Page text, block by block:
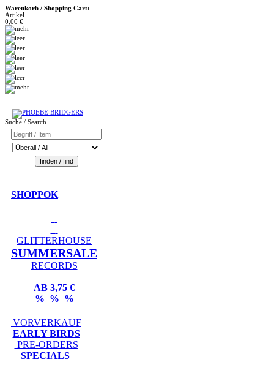
Warenkorb / Shopping Cart:
Artikel
0,00 €
Suche / Search
SHOPPOK
GLITTERHOUSE
SUMMERSALE
RECORDS
AB 3,75 €
% % %
VORVERKAUF
EARLY BIRDS
PRE-ORDERS
SPECIALS